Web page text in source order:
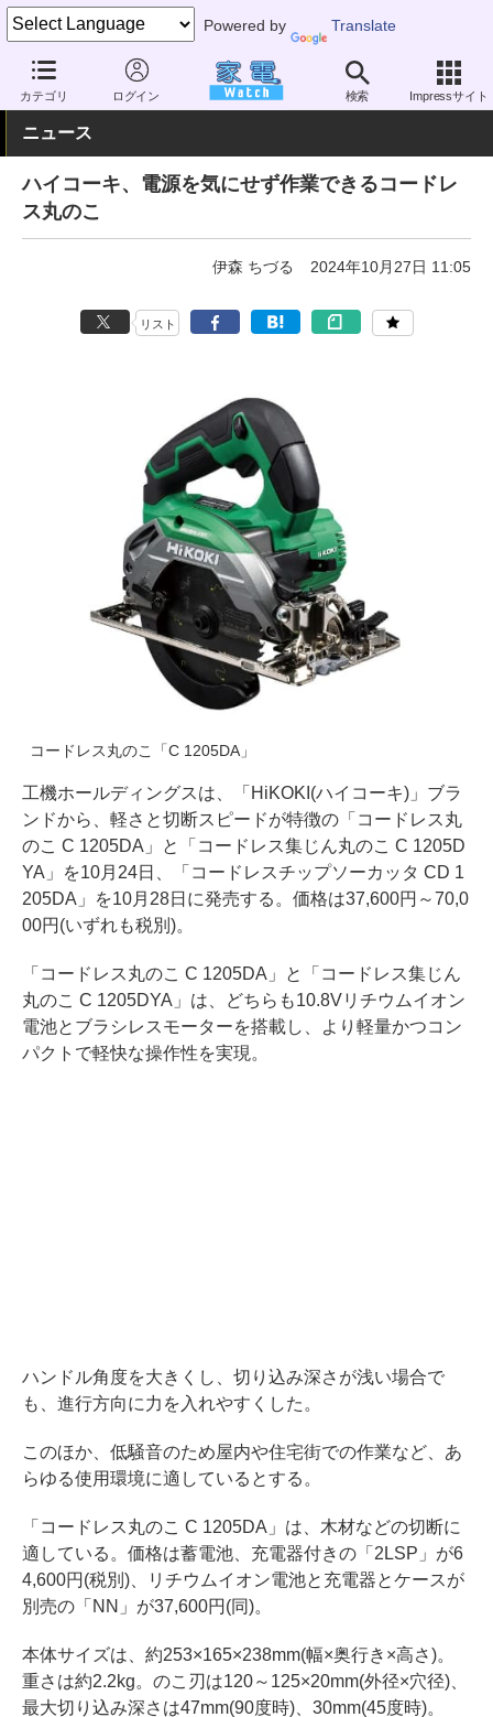
Powered by Translate
カテゴリ ログイン 検索 Impressサイト
家電 Watch その他・家電 アウトドア
ニュース
ハイコーキ、電源を気にせず作業できるコードレ
ス丸のこ
伊森 ちづる 2024年10月27日 11:05
リスト
コードレス丸のこ「C 1205DA」
工機ホールディングスは、「HiKOKI(ハイコーキ)」ブラ
ンドから、軽さと切断スピードが特徴の「コードレス丸
のこ C 1205DA」と「コードレス集じん丸のこ C 1205D
YA」を10月24日、「コードレスチップソーカッタ CD 1
205DA」を10月28日に発売する。価格は37,600円～70,0
00円(いずれも税別)。
「コードレス丸のこ C 1205DA」と「コードレス集じん
丸のこ C 1205DYA」は、どちらも10.8Vリチウムイオン
電池とブラシレスモーターを搭載し、より軽量かつコン
パクトで軽快な操作性を実現。
ハンドル角度を大きくし、切り込み深さが浅い場合で
も、進行方向に力を入れやすくした。
このほか、低騒音のため屋内や住宅街での作業など、あ
らゆる使用環境に適しているとする。
「コードレス丸のこ C 1205DA」は、木材などの切断に
適している。価格は蓄電池、充電器付きの「2LSP」が6
4,600円(税別)、リチウムイオン電池と充電器とケースが
別売の「NN」が37,600円(同)。
本体サイズは、約253×165×238mm(幅×奥行き×高さ)。
重さは約2.2kg。のこ刃は120～125×20mm(外径×穴径)、
最大切り込み深さは47mm(90度時)、30mm(45度時)。